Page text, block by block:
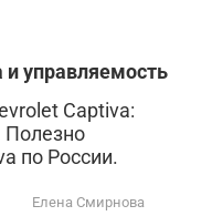
управляемость
Captiva:
Полезно
по России.
Елена Смирнова